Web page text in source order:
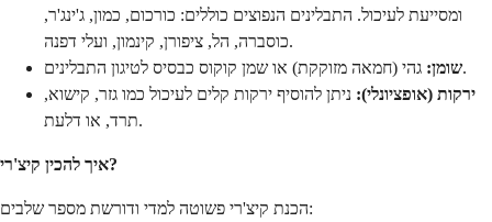
ומסייעת לעיכול. התבלינים הנפוצים כוללים: כורכום, כמון, ג'ינג'ר,
כוסברה, הל, ציפורן, קינמון, ועלי דפנה.
שומן:גהי (חמאה מזוקקת) או שמן קוקוס כבסיס לטיגון התבלינים.
ירקות (אופציונלי): ניתן להוסיף ירקות קלים לעיכול כמו גזר, קישוא,
תרד, או דלעת.
איך להכין קיצ'רי?
הכנת קיצ'רי פשוטה למדי ודורשת מספר שלבים: